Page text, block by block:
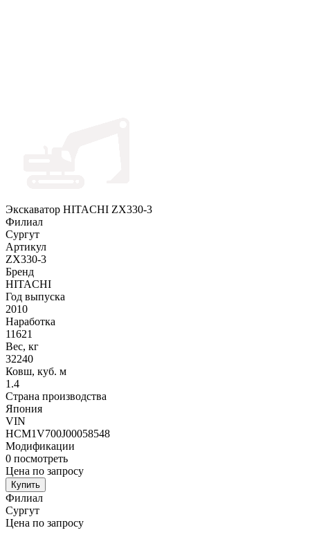
Экскаватор HITACHI ZX330-3
Филиал
Сургут
Артикул
ZX330-3
Бренд
HITACHI
Год выпуска
2010
Наработка
11621
Вес, кг
32240
Ковш, куб. м
1.4
Страна производства
Япония
VIN
HCM1V700J00058548
Модификации
0 посмотреть
Цена по запросу
Купить
Филиал
Сургут
Цена по запросу